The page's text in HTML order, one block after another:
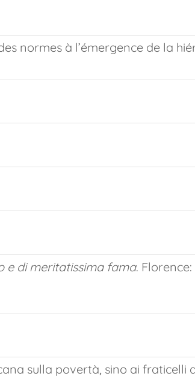
normes à l’émergence de la
e di meritatissima fama. Florence:
sulla povertà, sino ai fraticelli